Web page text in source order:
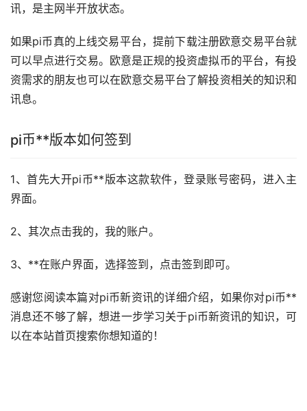
讯，是主网半开放状态。
如果pi币真的上线交易平台，提前下载注册欧意交易平台就
可以早点进行交易。欧意是正规的投资虚拟币的平台，有投
资需求的朋友也可以在欧意交易平台了解投资相关的知识和
讯息。
pi币**版本如何签到
1、首先大开pi币**版本这款软件，登录账号密码，进入主
界面。
2、其次点击我的，我的账户。
3、**在账户界面，选择签到，点击签到即可。
感谢您阅读本篇对pi币新资讯的详细介绍，如果你对pi币**
消息还不够了解，想进一步学习关于pi币新资讯的知识，可
以在本站首页搜索你想知道的！